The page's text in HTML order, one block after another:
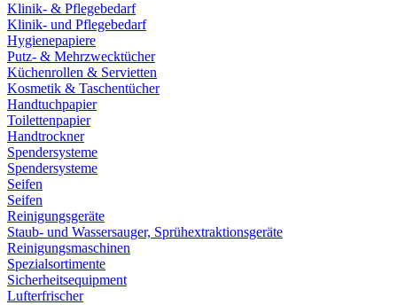
Klinik- & Pflegebedarf
Klinik- und Pflegebedarf
Hygienepapiere
Putz- & Mehrzwecktücher
Küchenrollen & Servietten
Kosmetik & Taschentücher
Handtuchpapier
Toilettenpapier
Handtrockner
Spendersysteme
Spendersysteme
Seifen
Seifen
Reinigungsgeräte
Staub- und Wassersauger, Sprühextraktionsgeräte
Reinigungsmaschinen
Spezialsortimente
Sicherheitsequipment
Lufterfrischer